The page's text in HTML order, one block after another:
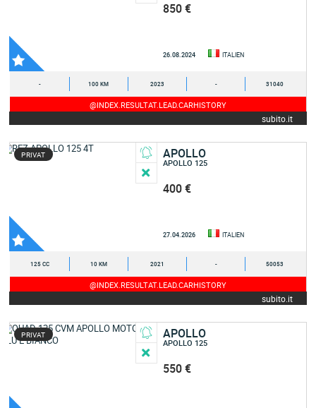
850 €
26.08.2024 ITALIEN
- 100 KM 2023 - 31040
@INDEX.RESULTAT.LEAD.CARHISTORY
subito.it
PRIVAT APOLLO
APOLLO 125
400 €
27.04.2026 ITALIEN
125 CC 10 KM 2021 - 50053
@INDEX.RESULTAT.LEAD.CARHISTORY
subito.it
PRIVAT APOLLO
APOLLO 125
550 €